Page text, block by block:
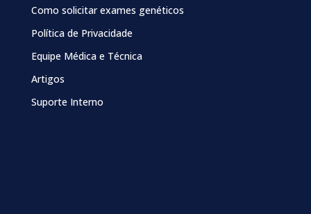
Como solicitar exames genéticos
Política de Privacidade
Equipe Médica e Técnica
Artigos
Suporte Interno